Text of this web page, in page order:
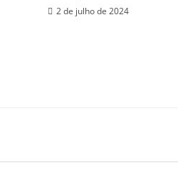
2 de julho de 2024